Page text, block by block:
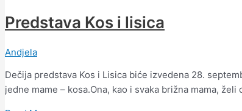
Predstava Kos i lisica
Andjela
Dečija predstava Kos i Lisica biće izvedena 28.
jedne mame – kosa.Ona, kao i svaka brižna mama,